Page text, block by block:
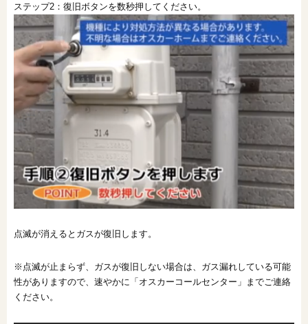
ステップ2：復旧ボタンを数秒押してください。
点滅が消えるとガスが復旧します。
※点滅が止まらず、ガスが復旧しない場合は、ガス漏れしている可能
性がありますので、速やかに「オスカーコールセンター」までご連絡
ください。